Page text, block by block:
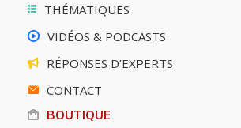
THÉMATIQUES
VIDÉOS & PODCASTS
RÉPONSES D’EXPERTS
CONTACT
BOUTIQUE